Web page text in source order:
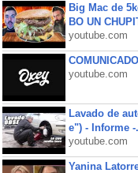
Big Mac de
BO UN
youtube.com
youtube.com
Lavado de
e") - Informe -
youtube.com
Yanina